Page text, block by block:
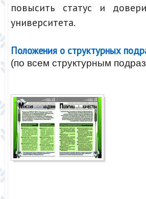
повысить статус и
университета.
Положения о структурных
(по всем структурным